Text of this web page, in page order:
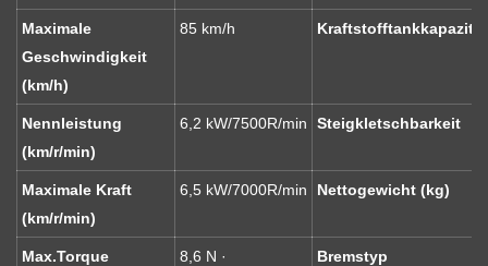
Maximale
Geschwindigkeit
(km/h)
85 km/h
Nennleistung
(km/r/min)
6,2 kW/7500R/min Steigkletschbarkeit
Maximale Kraft
(km/r/min)
6,5 kW/7000R/min Nettogewicht (kg)
Max.Torque
8,6 N ·
Bremstyp